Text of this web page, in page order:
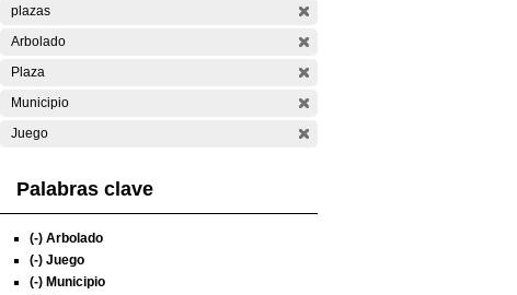
plazas
Arbolado
Plaza
Municipio
Juego
Palabras clave
(-) Arbolado
(-) Juego
(-) Municipio